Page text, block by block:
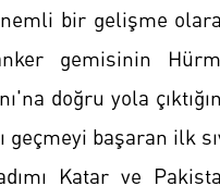
bir gelişme
gemisinin
doğru yola
geçmeyi başaran ilk
Katar ve